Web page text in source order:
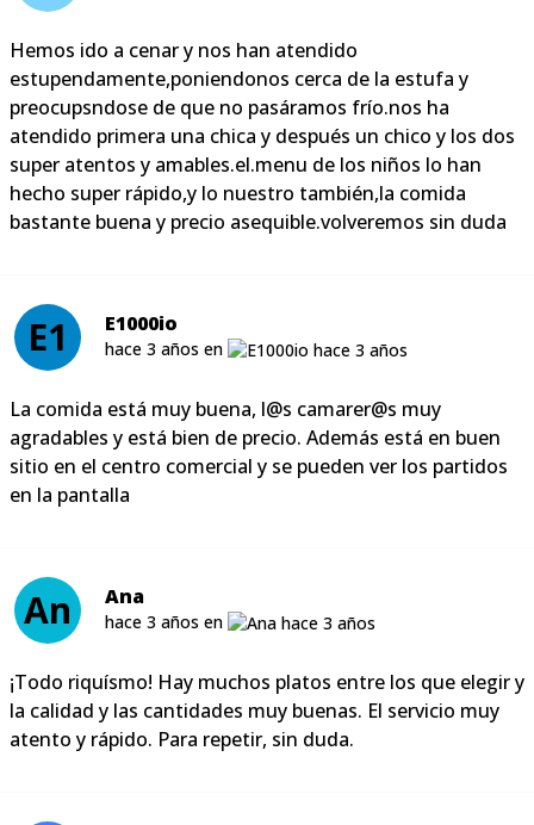
Hemos ido a cenar y nos han atendido
estupendamente,poniendonos cerca de la estufa y
preocupsndose de que no pasáramos frío.nos ha
atendido primera una chica y después un chico y los dos
super atentos y amables.el.menu de los niños lo han
hecho super rápido,y lo nuestro también,la comida
bastante buena y precio asequible.volveremos sin duda
E1 E1000io
hace 3 años en
La comida está muy buena, l@s camarer@s muy
agradables y está bien de precio. Además está en buen
sitio en el centro comercial y se pueden ver los partidos
en la pantalla
An Ana
hace 3 años en
¡Todo riquísmo! Hay muchos platos entre los que elegir y
la calidad y las cantidades muy buenas. El servicio muy
atento y rápido. Para repetir, sin duda.